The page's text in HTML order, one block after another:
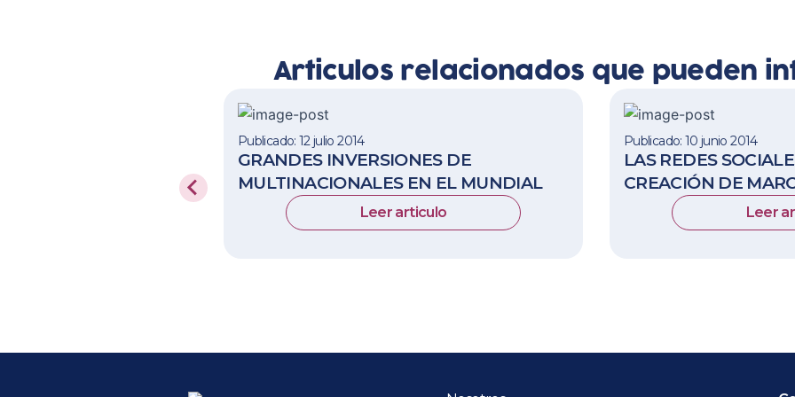
Articulos relacionados que pueden
Publicado: 12 julio 2014
GRANDES INVERSIONES DE
MULTINACIONALES EN EL MUNDIAL
Leer articulo
Publicado: 10 junio 2014
LAS REDES
CREACIÓN DE
Leer